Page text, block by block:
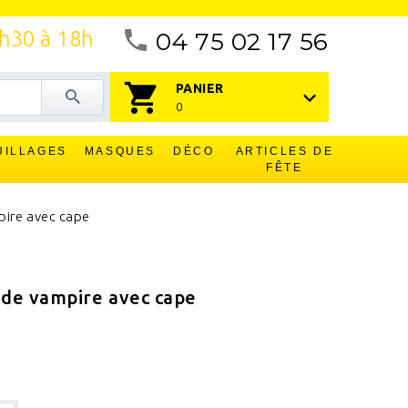
04 75 02 17 56
à 18h
PANIER
0
MASQUES DÉCO
ARTICLES DE
FÊTE
avec cape
vampire avec cape